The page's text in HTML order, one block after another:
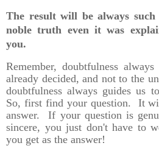
The result will be always
noble truth even it was
you.
Remember, doubtfulness
already decided, and not to the
doubtfulness always guides us
So, first find your question. It
answer. If your question is
sincere, you just don't have to
you get as the answer!